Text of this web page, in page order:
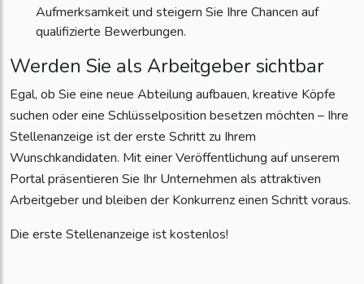
Aufmerksamkeit und steigern Sie Ihre Chancen auf
qualifizierte Bewerbungen.
Werden Sie als Arbeitgeber sichtbar
Egal, ob Sie eine neue Abteilung aufbauen, kreative Köpfe
suchen oder eine Schlüsselposition besetzen möchten – Ihre
Stellenanzeige ist der erste Schritt zu Ihrem
Wunschkandidaten. Mit einer Veröffentlichung auf unserem
Portal präsentieren Sie Ihr Unternehmen als attraktiven
Arbeitgeber und bleiben der Konkurrenz einen Schritt voraus.
Die erste Stellenanzeige ist kostenlos!